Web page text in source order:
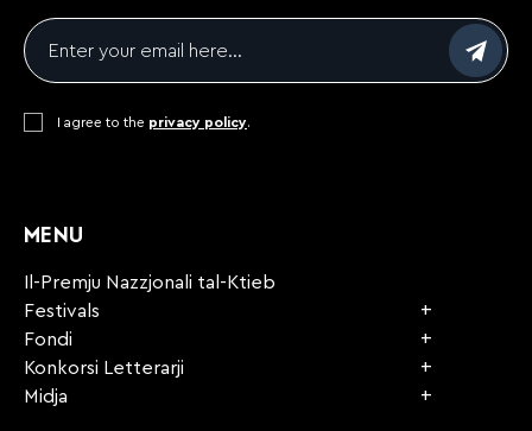
MENU
Il-Premju Nazzjonali tal-Ktieb
Festivals
Fondi
Konkorsi Letterarji
Midja
Email
Consent*
I agree to the privacy policy.